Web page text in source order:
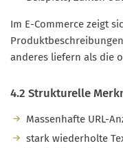
Im E-Commerce zeigt
anderes liefern als die
4.2 Strukturelle
Massenhafte URL-
stark wiederholte